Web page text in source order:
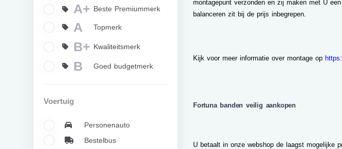
A+ Beste Premiummerk
A Topmerk
B+ Kwaliteitsmerk
B Goed budgetmerk
Voertuig
Personenauto
Bestelbus
montagepunt verzonden en zij maken met U
balanceren zit bij de prijs inbegrepen.
Kijk voor meer informatie over montage op
Fortuna banden veilig aankopen
U betaalt in onze webshop de laagst mogelijke